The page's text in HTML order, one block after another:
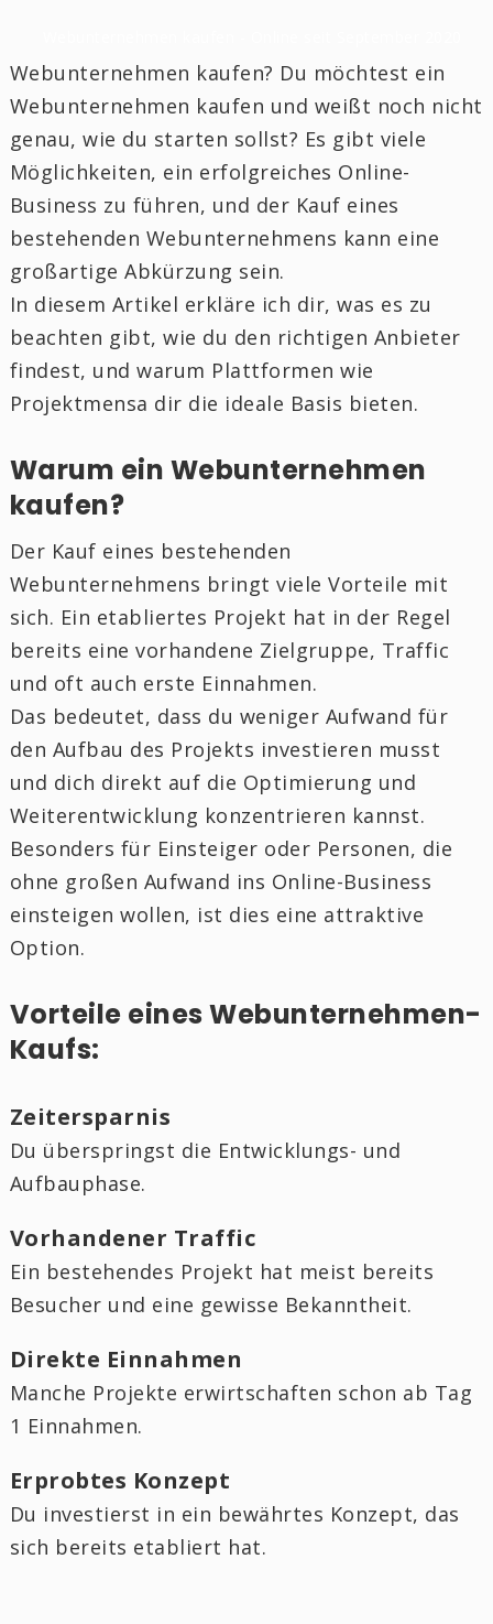
Webunternehmen kaufen? Du möchtest ein
Webunternehmen kaufen und weißt noch nicht
genau, wie du starten sollst? Es gibt viele
Möglichkeiten, ein erfolgreiches Online-
Business zu führen, und der Kauf eines
bestehenden Webunternehmens kann eine
großartige Abkürzung sein.
In diesem Artikel erkläre ich dir, was es zu
beachten gibt, wie du den richtigen Anbieter
findest, und warum Plattformen wie
Projektmensa dir die ideale Basis bieten.
Warum ein Webunternehmen
kaufen?
Der Kauf eines bestehenden
Webunternehmens bringt viele Vorteile mit
sich. Ein etabliertes Projekt hat in der Regel
bereits eine vorhandene Zielgruppe, Traffic
und oft auch erste Einnahmen.
Das bedeutet, dass du weniger Aufwand für
den Aufbau des Projekts investieren musst
und dich direkt auf die Optimierung und
Weiterentwicklung konzentrieren kannst.
Besonders für Einsteiger oder Personen, die
ohne großen Aufwand ins Online-Business
einsteigen wollen, ist dies eine attraktive
Option.
Vorteile eines Webunternehmen-
Kaufs:
Zeitersparnis
Du überspringst die Entwicklungs- und
Aufbauphase.
Vorhandener Traffic
Ein bestehendes Projekt hat meist bereits
Besucher und eine gewisse Bekanntheit.
Direkte Einnahmen
Manche Projekte erwirtschaften schon ab Tag
1 Einnahmen.
Erprobtes Konzept
Du investierst in ein bewährtes Konzept, das
sich bereits etabliert hat.